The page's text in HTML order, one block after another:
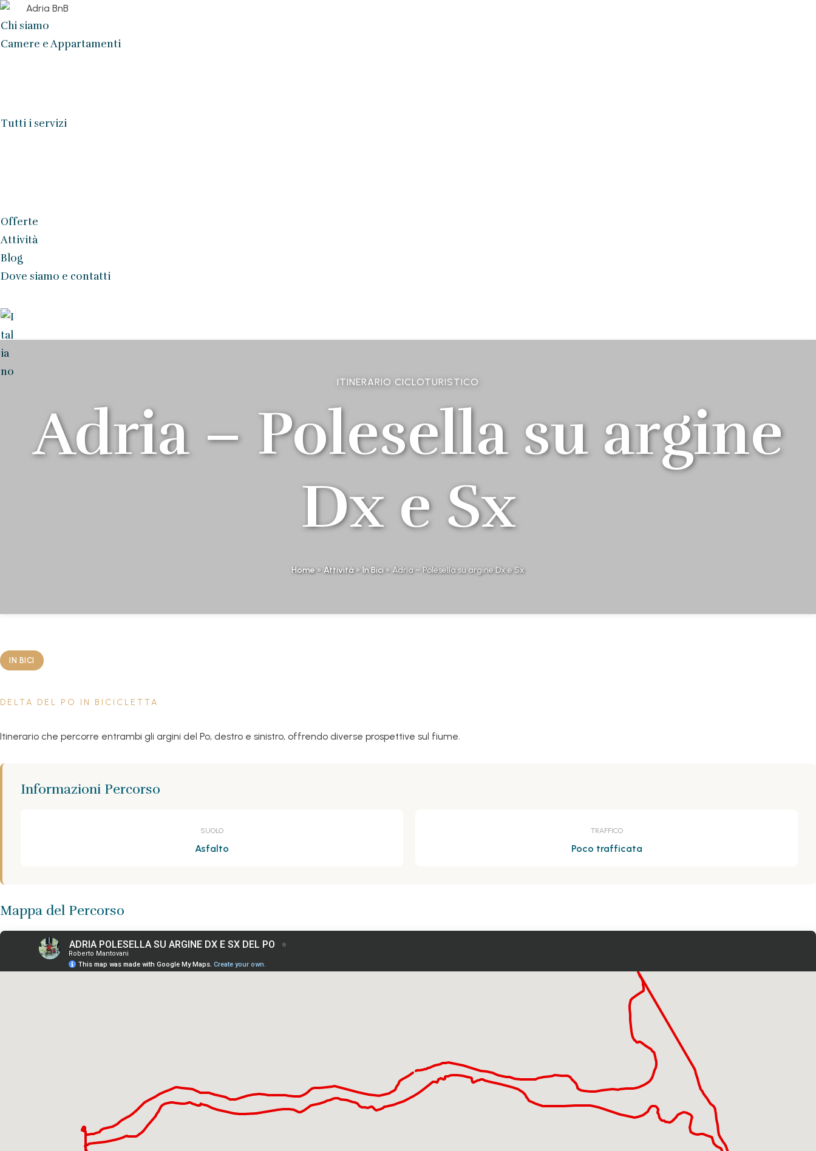
Chi siamo
Camere e Appartamenti
Tutti i servizi
Offerte
Attività
Blog
Dove siamo e contatti
ITINERARIO CICLOTURISTICO
Adria – Polesella su argine
Dx e Sx
Home» Attività» In Bici» Adria – Polesella su argine Dx e Sx
IN BICI
DELTA DEL PO IN BICICLETTA
Itinerario che percorre entrambi gli argini del Po, destro e sinistro, offrendo diverse prospettive sul fiume.
Informazioni Percorso
SUOLO
Asfalto
TRAFFICO
Poco trafficata
Mappa del Percorso